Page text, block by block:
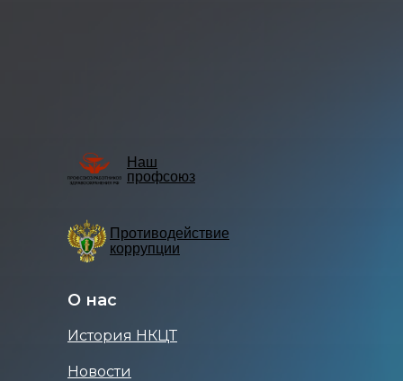
Противодействие
коррупции
Наш
профсоюз
История НКЦТ
Новости
О нас